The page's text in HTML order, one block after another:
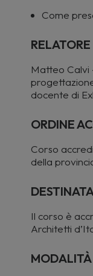
Come
RELATORE
Matteo Calvi
docente di
ORDINE
Corso
della
Il corso è
Architetti